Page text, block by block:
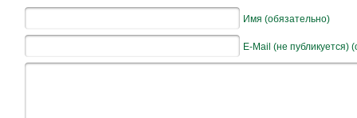
Имя (обязательно)
E-Mail (не публикуется)